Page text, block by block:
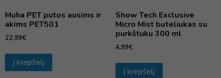
Muha PET putos ausims ir
akims PET501
22,99€
Į krepšelį
Show Tech Exclusive
Micro Mist buteliukas su
purkštuku 300 ml
4,99€
Į krepšelį